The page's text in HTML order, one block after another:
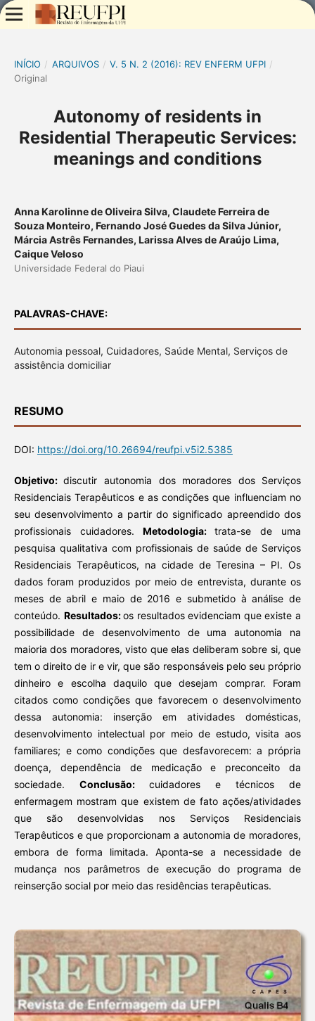
INÍCIO / ARQUIVOS / V. 5 N. 2 (2016): REV ENFERM UFPI /
Original
Autonomy of residents in
Residential Therapeutic Services:
meanings and conditions
Anna Karolinne de Oliveira Silva, Claudete Ferreira de
Souza Monteiro, Fernando José Guedes da Silva Júnior,
Márcia Astrês Fernandes, Larissa Alves de Araújo Lima,
Caique Veloso
Universidade Federal do Piaui
PALAVRAS-CHAVE:
Autonomia pessoal, Cuidadores, Saúde Mental, Serviços de
assistência domiciliar
RESUMO
DOI: https://doi.org/10.26694/reufpi.v5i2.5385
Objetivo:discutir autonomia dos moradores dos Serviços
Residenciais Terapêuticos e as condições que influenciam no
seu desenvolvimento a partir do significado apreendido dos
profissionais cuidadores. Metodologia:trata-se de uma
pesquisa qualitativa com profissionais de saúde de Serviços
Residenciais Terapêuticos, na cidade de Teresina – PI. Os
dados foram produzidos por meio de entrevista, durante os
meses de abril e maio de 2016 e submetido à análise de
conteúdo. Resultados:os resultados evidenciam que existe a
possibilidade de desenvolvimento de uma autonomia na
maioria dos moradores, visto que elas deliberam sobre si, que
tem o direito de ir e vir, que são responsáveis pelo seu próprio
dinheiro e escolha daquilo que desejam comprar. Foram
citados como condições que favorecem o desenvolvimento
dessa autonomia: inserção em atividades domésticas,
desenvolvimento intelectual por meio de estudo, visita aos
familiares; e como condições que desfavorecem: a própria
doença, dependência de medicação e preconceito da
sociedade. Conclusão: cuidadores e técnicos de
enfermagem mostram que existem de fato ações/atividades
que são desenvolvidas nos Serviços Residenciais
Terapêuticos e que proporcionam a autonomia de moradores,
embora de forma limitada. Aponta-se a necessidade de
mudança nos parâmetros de execução do programa de
reinserção social por meio das residências terapêuticas.